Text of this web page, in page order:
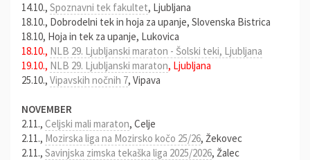
14.10., Spoznavni tek fakultet, Ljubljana
18.10., Dobrodelni tek in hoja za upanje, Slovenska Bistrica
18.10, Hoja in tek za upanje, Lukovica
18.10., NLB 29. Ljubljanski maraton - Šolski teki, Ljubljana
19.10., NLB 29. Ljubljanski maraton, Ljubljana
25.10., Vipavskih nočnih 7, Vipava
NOVEMBER
2.11., Celjski mali maraton, Celje
2.11., Mozirska liga na Mozirsko kočo 25/26, Žekovec
2.11., Savinjska zimska tekaška liga 2025/2026, Žalec